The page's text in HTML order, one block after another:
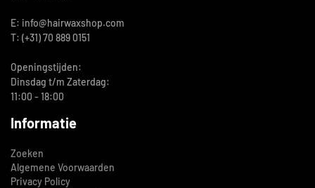
E: info@hairwaxshop.com
T: (+31) 70 889 0151
Openingstijden:
Dinsdag t/m Zaterdag:
11:00 - 18:00
Informatie
Zoeken
Algemene Voorwaarden
Privacy Policy